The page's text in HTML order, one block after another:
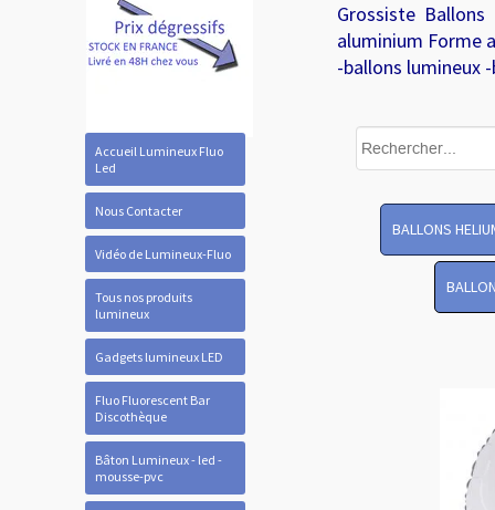
Accueil Lumineux Fluo
Led
Nous Contacter
Vidéo de Lumineux-Fluo
Tous nos produits
lumineux
Gadgets lumineux LED
Fluo Fluorescent Bar
Discothèque
Bâton Lumineux - led -
mousse-pvc
Grossiste
aluminium Forme
-ballons lumineux
BALLONS